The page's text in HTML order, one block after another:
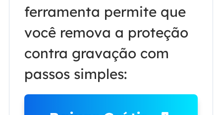
ferramenta permite que
você remova a proteção
contra gravação com
passos simples: